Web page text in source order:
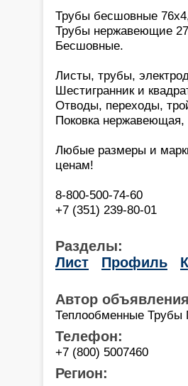
Трубы бесшовные
Трубы нержавеющие
Бесшовные.
Листы, трубы,
Шестигранник и
Отводы, переходы,
Поковка нержавеющая,
Любые размеры и
ценам!
8-800-500-74-60
+7 (351) 239-80-01
Разделы:
Лист
Профиль
Автор
Теплообменные Трубы
Телефон:
+7 (800) 5007460
Регион: